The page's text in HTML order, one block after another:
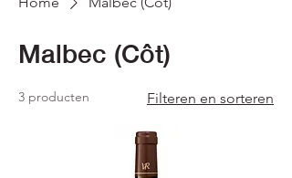
Malbec (Côt)
3 producten Filteren en sorteren